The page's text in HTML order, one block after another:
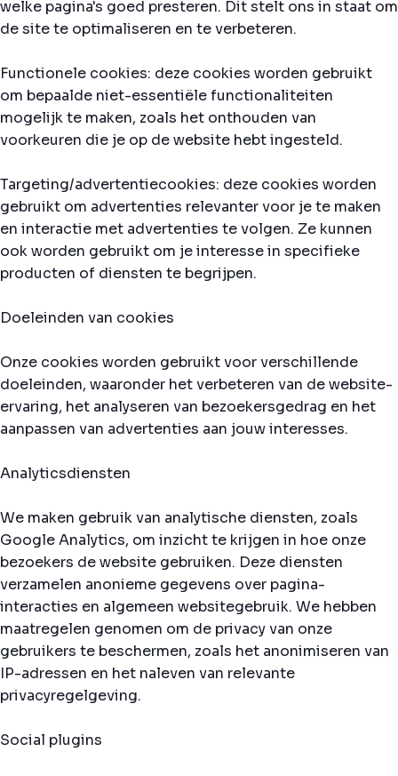
welke pagina's goed presteren. Dit stelt ons in staat om
de site te optimaliseren en te verbeteren.
Functionele cookies: deze cookies worden gebruikt
om bepaalde niet-essentiële functionaliteiten
mogelijk te maken, zoals het onthouden van
voorkeuren die je op de website hebt ingesteld.
Targeting/advertentiecookies: deze cookies worden
gebruikt om advertenties relevanter voor je te maken
en interactie met advertenties te volgen. Ze kunnen
ook worden gebruikt om je interesse in specifieke
producten of diensten te begrijpen.
Doeleinden van cookies
Onze cookies worden gebruikt voor verschillende
doeleinden, waaronder het verbeteren van de website-
ervaring, het analyseren van bezoekersgedrag en het
aanpassen van advertenties aan jouw interesses.
Analyticsdiensten
We maken gebruik van analytische diensten, zoals
Google Analytics, om inzicht te krijgen in hoe onze
bezoekers de website gebruiken. Deze diensten
verzamelen anonieme gegevens over pagina-
interacties en algemeen websitegebruik. We hebben
maatregelen genomen om de privacy van onze
gebruikers te beschermen, zoals het anonimiseren van
IP-adressen en het naleven van relevante
privacyregelgeving.
Social plugins